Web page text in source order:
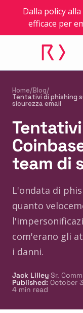
Dalla policy
efficace per
Home/Blog/
Tentativi di phishing
sicurezza email
team di
L'ondata di
quanto
com'erano gli
i danni.
Jack Lilley·Sr.
Published: October
4 min read